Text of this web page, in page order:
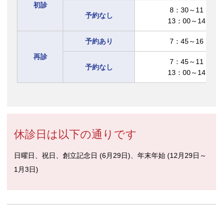
初診
予約なし
8：30～11：30
13：00～14：30
再診
予約あり 7：45～16：00
予約なし
7：45～11：30
13：00～14：30
休診日は以下の通りです
日曜日、祝日、創立記念日 (6月29日)、年末年始 (12月29日～
1月3日)